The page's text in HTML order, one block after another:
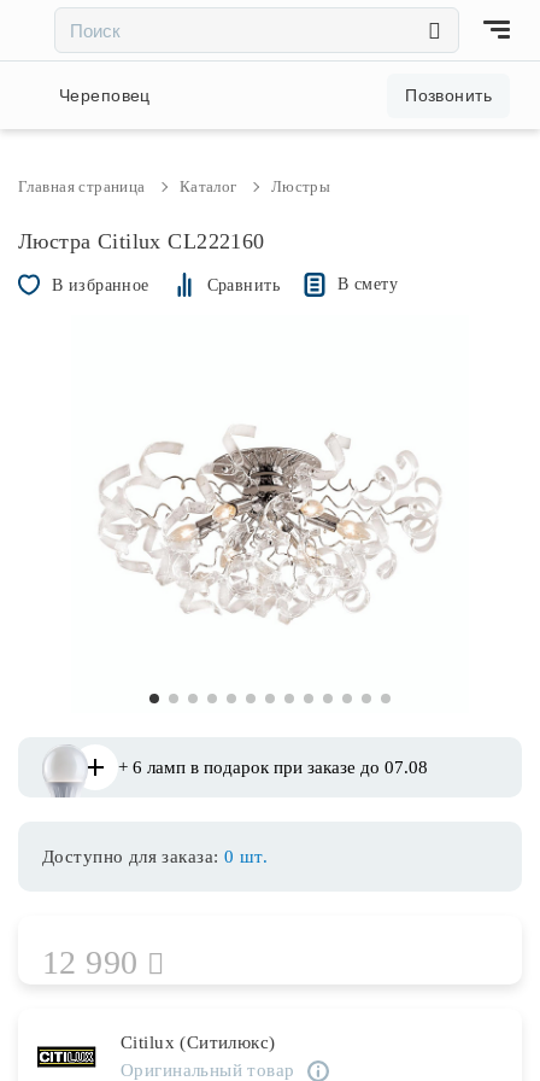
Акции и скидки
Светильники
Торшеры
Трековые системы
Предметы интерьера
Череповец Позвонить
Главная страница Каталог Люстры
Люстра Citilux CL222160
В избранное Сравнить В смету
1 2 3 4 5 6 7 8 9 10 11 12
+ 6 ламп в подарок при заказе до 07.08
Доступно для заказа: 0 шт.
12 990
Citilux (Ситилюкс)
Оригинальный товар
××